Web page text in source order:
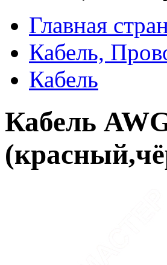
Главная
Кабель,
Кабель
Кабель